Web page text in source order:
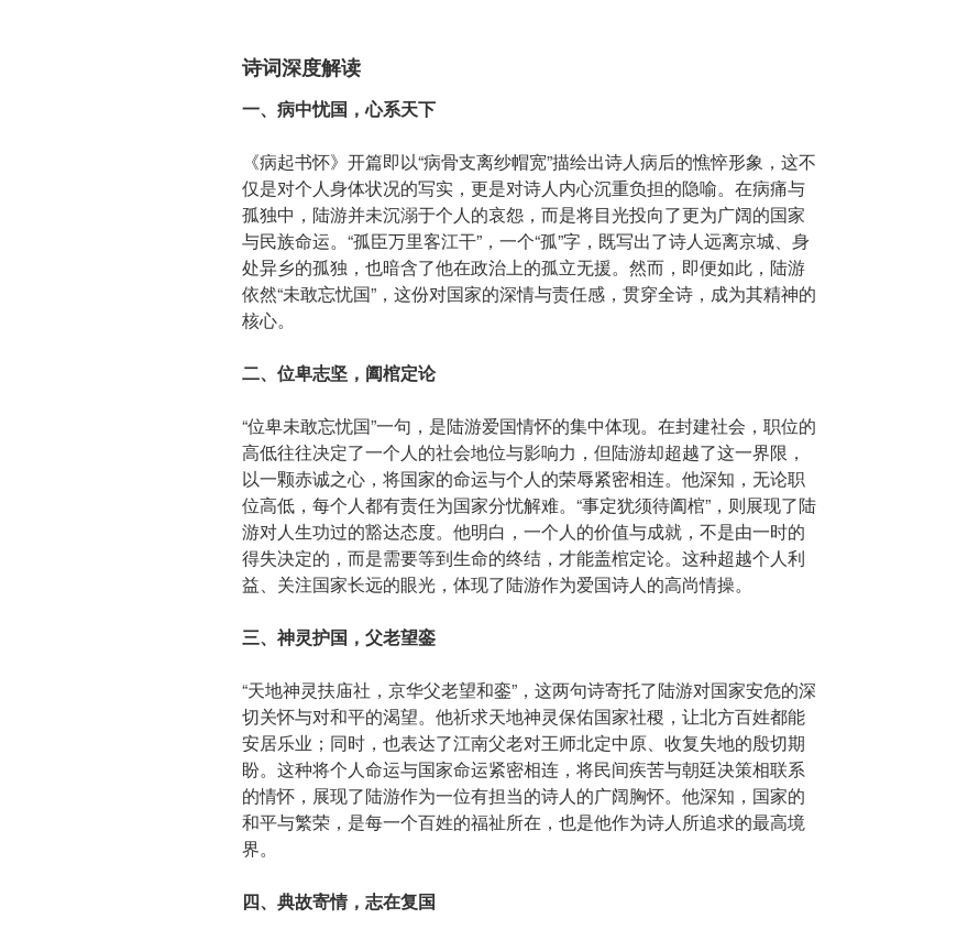
诗词深度解读
一、病中忧国，心系天下
《病起书怀》开篇即以“病骨支离纱帽宽”描绘出诗人病后的憔悴形象，这不
仅是对个人身体状况的写实，更是对诗人内心沉重负担的隐喻。在病痛与
孤独中，陆游并未沉溺于个人的哀怨，而是将目光投向了更为广阔的国家
与民族命运。“孤臣万里客江干”，一个“孤”字，既写出了诗人远离京城、身
处异乡的孤独，也暗含了他在政治上的孤立无援。然而，即便如此，陆游
依然“未敢忘忧国”，这份对国家的深情与责任感，贯穿全诗，成为其精神的
核心。
二、位卑志坚，阖棺定论
“位卑未敢忘忧国”一句，是陆游爱国情怀的集中体现。在封建社会，职位的
高低往往决定了一个人的社会地位与影响力，但陆游却超越了这一界限，
以一颗赤诚之心，将国家的命运与个人的荣辱紧密相连。他深知，无论职
位高低，每个人都有责任为国家分忧解难。“事定犹须待阖棺”，则展现了陆
游对人生功过的豁达态度。他明白，一个人的价值与成就，不是由一时的
得失决定的，而是需要等到生命的终结，才能盖棺定论。这种超越个人利
益、关注国家长远的眼光，体现了陆游作为爱国诗人的高尚情操。
三、神灵护国，父老望銮
“天地神灵扶庙社，京华父老望和銮”，这两句诗寄托了陆游对国家安危的深
切关怀与对和平的渴望。他祈求天地神灵保佑国家社稷，让北方百姓都能
安居乐业；同时，也表达了江南父老对王师北定中原、收复失地的殷切期
盼。这种将个人命运与国家命运紧密相连，将民间疾苦与朝廷决策相联系
的情怀，展现了陆游作为一位有担当的诗人的广阔胸怀。他深知，国家的
和平与繁荣，是每一个百姓的福祉所在，也是他作为诗人所追求的最高境
界。
四、典故寄情，志在复国